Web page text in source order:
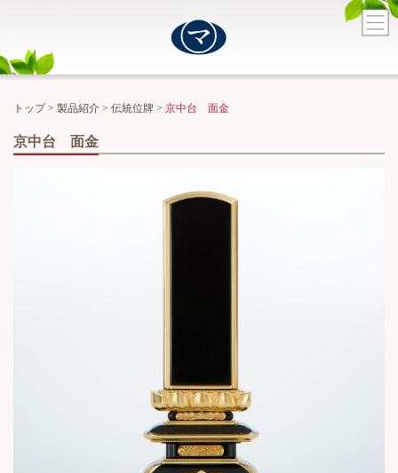
トップ> 製品紹介 > 伝統位牌 > 京中台 面金
京中台 面金